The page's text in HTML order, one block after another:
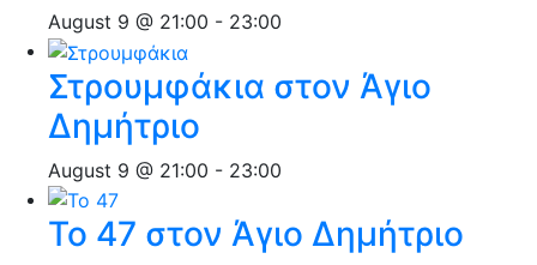
August 9 @ 21:00 - 23:00
Στρουμφάκια στον Άγιο
Δημήτριο
August 9 @ 21:00 - 23:00
Το 47 στον Άγιο Δημήτριο